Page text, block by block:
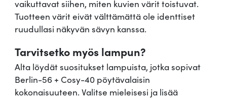
v
a
i
s
i
vaikuttavat siihen, miten kuvien värit toistuvat.
Tuotteen värit eivät välttämättä ole identtiset
ruudullasi näkyvän sävyn kanssa.
Tarvitsetko myös lampun?
Alta löydät suositukset lampuista, jotka sopivat
Berlin-56 + Cosy-40 pöytävalaisin
kokonaisuuteen. Valitse mieleisesi ja lisää